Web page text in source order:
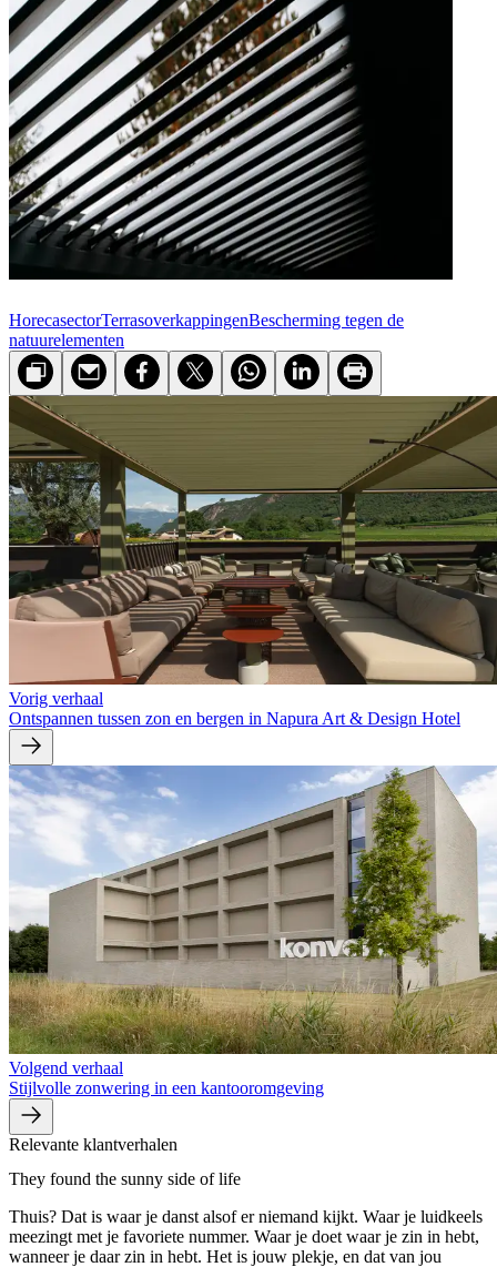
HorecasectorTerras­overkappingenBescherming tegen de
natuurelementen
Vorig verhaal
Ontspannen tussen zon en bergen in Napura Art & Design Hotel
Volgend verhaal
Stijlvolle zonwering in een kantooromgeving
Relevante klantverhalen
They found the sunny side of life
Thuis? Dat is waar je danst alsof er niemand kijkt. Waar je luidkeels
meezingt met je favoriete nummer. Waar je doet waar je zin in hebt,
wanneer je daar zin in hebt. Het is jouw plekje, en dat van jou